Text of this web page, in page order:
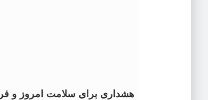
هشداری برای سلامت امروز و